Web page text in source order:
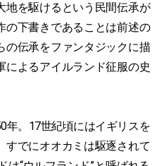
地を駆けるという民間伝承が
の下書きであることは前述の
の伝承をファンタジックに描
によるアイルランド征服の史
。17世紀頃にはイギリスを
すでにオオカミは駆逐されて